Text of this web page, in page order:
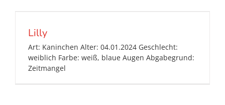
Lilly
Art: Kaninchen Alter: 04.01.2024 Geschlecht:
weiblich Farbe: weiß, blaue Augen Abgabegrund:
Zeitmangel